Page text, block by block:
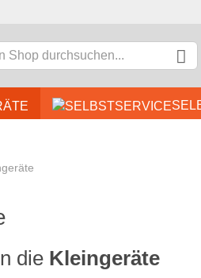
EDELSTAHLMÖBEL
die Kleingeräte